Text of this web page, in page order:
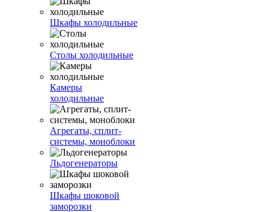
Шкафы холодильные
Столы холодильные
Камеры
холодильные
Агрегаты, сплит-
системы, моноблоки
Льдогенераторы
Шкафы шоковой
заморозки